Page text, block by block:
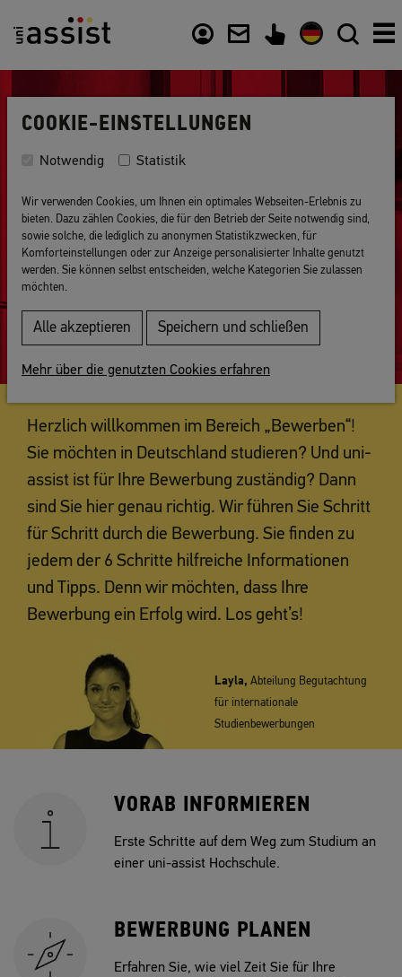
Bewerben
Herzlich willkommen im Bereich „Bewerben“!
Sie möchten in Deutschland studieren? Und uni-
assist ist für Ihre Bewerbung zuständig? Dann
sind Sie hier genau richtig. Wir führen Sie Schritt
für Schritt durch die Bewerbung. Sie finden zu
jedem der 6 Schritte hilfreiche Informationen
und Tipps. Denn wir möchten, dass Ihre
Bewerbung ein Erfolg wird. Los geht’s!
Layla, Abteilung Begutachtung
für internationale
Studienbewerbungen
VORAB INFORMIEREN
Erste Schritte auf dem Weg zum Studium an
einer uni-assist Hochschule.
BEWERBUNG PLANEN
Erfahren Sie, wie viel Zeit Sie für Ihre
COOKIE-EINSTELLUNGEN
Notwendig Statistik
Wir verwenden Cookies, um Ihnen ein optimales Webseiten-Erlebnis zu
bieten. Dazu zählen Cookies, die für den Betrieb der Seite notwendig sind,
sowie solche, die lediglich zu anonymen Statistikzwecken, für
Komforteinstellungen oder zur Anzeige personalisierter Inhalte genutzt
werden. Sie können selbst entscheiden, welche Kategorien Sie zulassen
möchten.
Alle akzeptieren Speichern und schließen
Mehr über die genutzten Cookies erfahren